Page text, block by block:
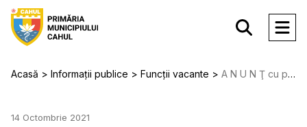
Acasă Informații publice Funcții vacante A N U N Ţ сu privire la organizarea și desfăşurarea concursului privind ocuparea funcției de director al instituției de învățămînt extrașcolar – Școala Sportivă nr.2 din municipiul Cahul
14 Octombrie 2021